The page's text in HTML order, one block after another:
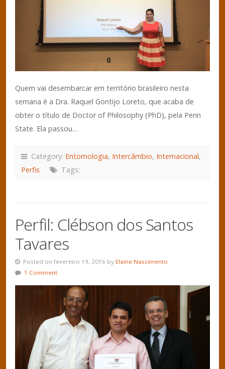
Quem vai desembarcar em território brasileiro nesta
semana é a Dra. Raquel Gontijo Loreto, que acaba de
obter o título de Doctor of Philosophy (PhD), pela Penn
State. Ela passou…
Category: Entomologia, Intercâmbio, Internacional,
Perfis
Tags:
Perfil: Clébson dos Santos
Tavares
Posted on fevereiro 19, 2016 by Elaine Nascimento
1 Comment